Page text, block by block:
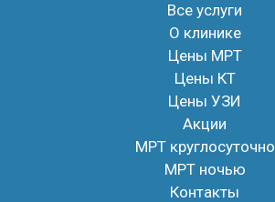
Все услуги
О клинике
Цены МРТ
Цены КТ
Цены УЗИ
Акции
МРТ круглосуточно
МРТ ночью
Контакты